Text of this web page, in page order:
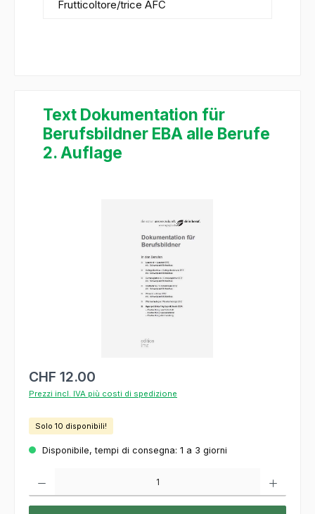
Frutticoltore/trice AFC
Text Dokumentation für
Berufsbildner EBA alle Berufe
2. Auflage
CHF 12.00
Prezzi incl. IVA più costi di spedizione
Solo 10 disponibili!
Disponibile, tempi di consegna: 1 a 3 giorni